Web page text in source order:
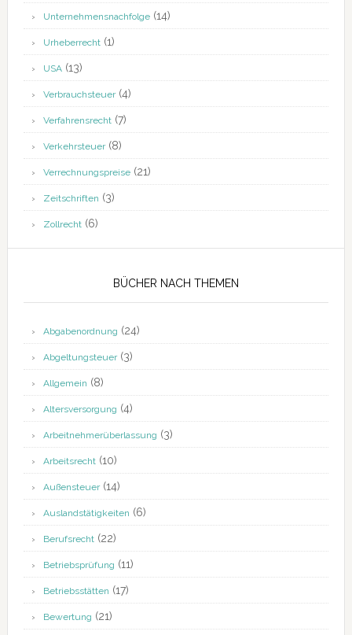
Unternehmensnachfolge(14)
Urheberrecht(1)
USA(13)
Verbrauchsteuer(4)
Verfahrensrecht(7)
Verkehrsteuer(8)
Verrechnungspreise(21)
Zeitschriften (3)
Zollrecht(6)
BÜCHER NACH THEMEN
Abgabenordnung (24)
Abgeltungsteuer(3)
Allgemein (8)
Altersversorgung (4)
Arbeitnehmerüberlassung (3)
Arbeitsrecht(10)
Außensteuer(14)
Auslandstätigkeiten (6)
Berufsrecht(22)
Betriebsprüfung (11)
Betriebsstätten (17)
Bewertung (21)